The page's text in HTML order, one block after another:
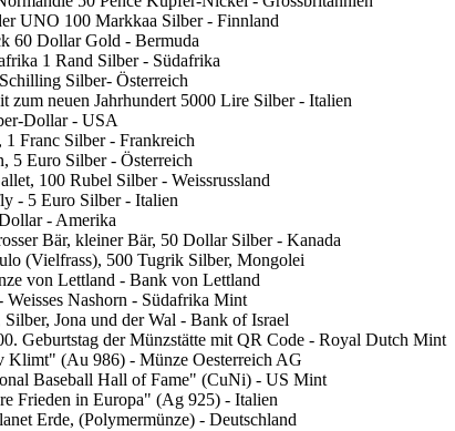
UNO 100 Markkaa Silber - Finnland
60 Dollar Gold - Bermuda
1 Rand Silber - Südafrika
Silber- Österreich
zum neuen Jahrhundert 5000 Lire Silber - Italien
Dollar - USA
Franc Silber - Frankreich
5 Euro Silber - Österreich
100 Rubel Silber - Weissrussland
- 5 Euro Silber - Italien
- Amerika
Bär, kleiner Bär, 50 Dollar Silber - Kanada
(Vielfrass), 500 Tugrik Silber, Mongolei
von Lettland - Bank von Lettland
Nashorn - Südafrika Mint
Jona und der Wal - Bank of Israel
Geburtstag der Münzstätte mit QR Code - Royal Dutch Mint
Klimt" (Au 986) - Münze Oesterreich AG
Baseball Hall of Fame" (CuNi) - US Mint
Frieden in Europa" (Ag 925) - Italien
Erde, (Polymermünze) - Deutschland